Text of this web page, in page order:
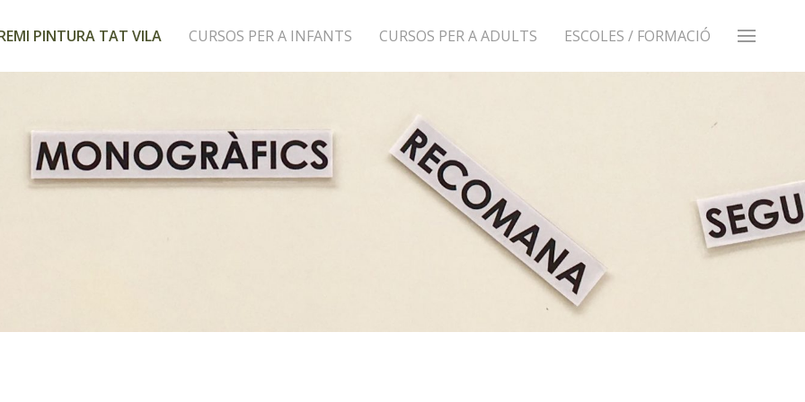
PINTURA TAT VILA CURSOS PER A INFANTS CURSOS PER A ADULTS ESCOLES / FORMACIÓ